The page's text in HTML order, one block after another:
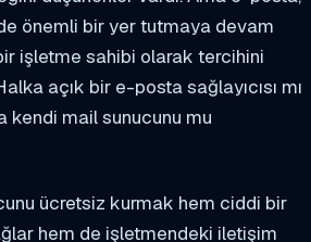
önemli bir yer tutmaya devam
işletme sahibi olarak tercihini
açık bir e-posta sağlayıcısı mı
kendi mail sunucunu mu
ücretsiz kurmak hem ciddi bir
hem de işletmendeki iletişim